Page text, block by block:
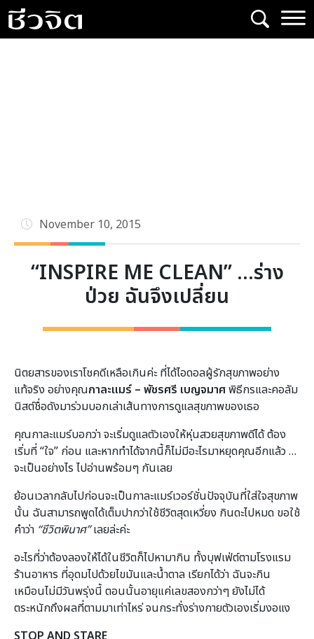
Skip
to
content
November 10, 2015
“INSPIRE ME CLEAN” …ร่าง
ป่วย ฉันจึงเปลี่ยน
นิตยสารของเราโชคดีเหลือเกินค่ะ ที่ได้ไอดอลผู้รักสุขภาพอย่าง
แท้จริง อย่างคุณกาละแมร์ – พัชรศรี เบญจมาศพิธีกรและคอลัม
นิสต์ชื่อดังมาร่วมบอกเล่าเส้นทางการดูแลสุขภาพของเธอ
คุณกาละแมร์บอกว่า จะเริ่มดูแลตัวเองให้หุ่นสวยสุขภาพดีได้ ต้อง
เริ่มที่ “ใจ” ก่อน และหากทำได้จากนี้ก็ไม่มีอะไรมาหยุดคุณอีกแล้ว …
จะเป็นอย่างไร ไปอ่านพร้อมๆ กันเลย
ย้อนเวลากลับไปก่อนจะเป็นกาละแมร์เวอร์ชั่นปัจจุบันที่ใส่ใจสุขภาพ
นั้น ฉันสามารถพูดได้เต็มปากว่าใช้ชีวิตสุดเหวี่ยง กินดะไปหมด ขอใช้
คำว่า “ชีวิตพินาศ”เลยล่ะค่ะ
อะไรที่ว่าต้องลองให้ได้ในชีวิตก็ไปหามากิน ทั้งบุฟเฟ่ต์ตามโรงแรม
ร้านอาหาร ที่อุดมไปด้วยไขมันและน้ำตาล เรียกได้ว่า ฉันจะกิน
เหมือนไม่มีวันพรุ่งนี้ ตอนนั้นอายุแค่เลขสองกว่าๆ ยังไม่ได้
ตระหนักถึงผลที่ตามมาเท่าไหร่ จนกระทั่งร่างกายตัวเองเริ่มงอแง